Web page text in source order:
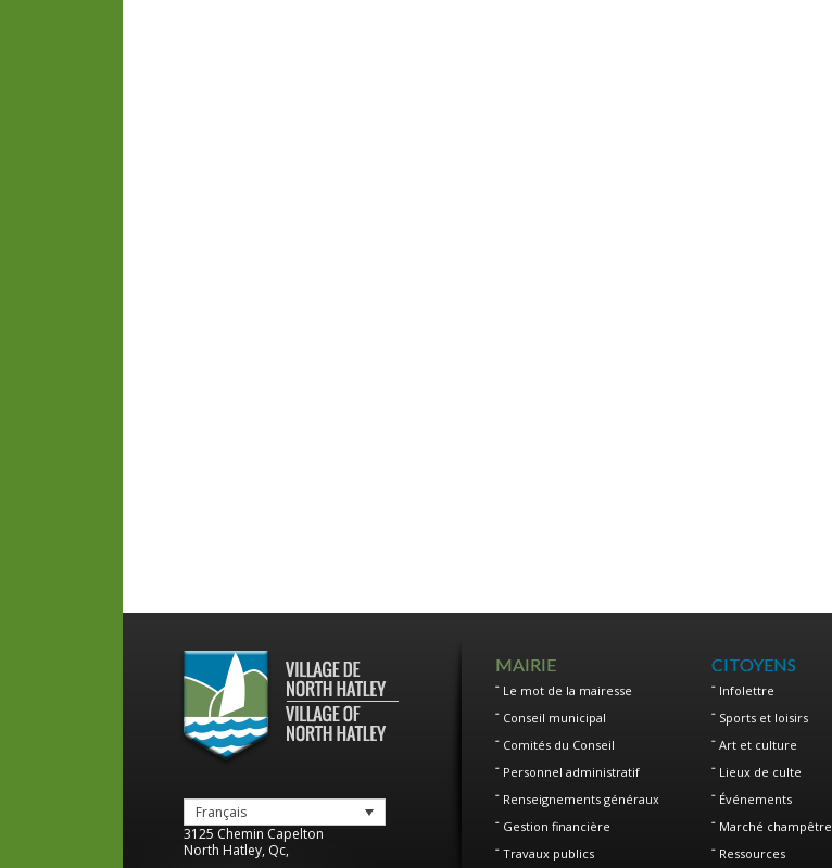
Français
3125 Chemin Capelton
North Hatley, Qc,
MAIRIE
Le mot de la mairesse
Conseil municipal
Comités du Conseil
Personnel administratif
Renseignements généraux
Gestion financière
Travaux publics
CITOYENS
Infolettre
Sports et loisirs
Art et culture
Lieux de culte
Événements
Marché champêtre
Ressources